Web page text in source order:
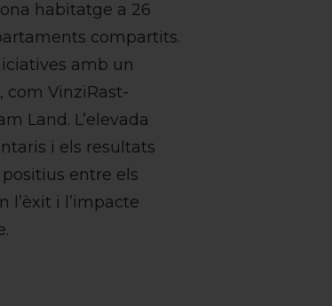
habitatge a 26
compartits.
amb un
com VinziRast-
Land. L’elevada
i els resultats
entre els
l’èxit i l’impacte